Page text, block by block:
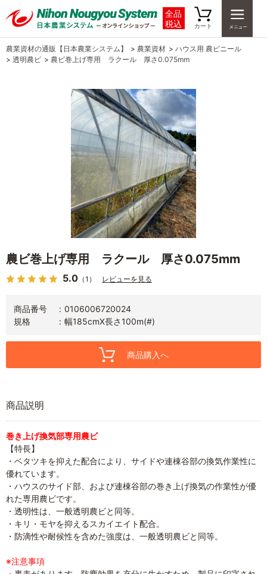
全品
税込
カート
農業資材の通販【日本農業システム】 > 農業資材 > ハウス用 農ビニール
> 透明農ビ > 農ビ巻上げ専用 ラクール 厚さ0.075mm
農ビ巻上げ専用 ラクール 厚さ0.075mm
5.0 （1） レビューを見る
商品番号
0106006720024
規格
幅185cmX長さ100m(#)
商品購入へ
商品説明
巻き上げ換気部専用農ビ
【特長】
・ベタツキを抑えた配合により、サイドや連棟谷部の換気作業性に
優れています。
・ハウスのサイド部、および連棟谷部の巻き上げ換気の作業性が優
れた専用農ビです。
・透明性は、一般透明農ビと同等。
・キリ・モヤを抑えるスカイエイト配合。
・防滴性や耐候性を含めた強度は、一般透明農ビと同等。
※注意事項